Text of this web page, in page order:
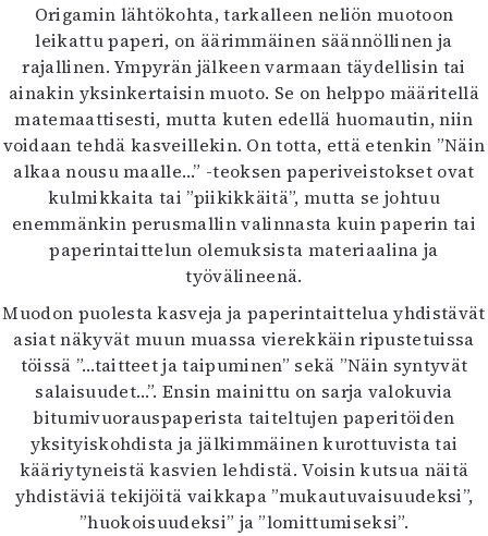
Origamin lähtökohta, tarkalleen neliön muotoon
leikattu paperi, on äärimmäinen säännöllinen ja
rajallinen. Ympyrän jälkeen varmaan täydellisin tai
ainakin yksinkertaisin muoto. Se on helppo määritellä
matemaattisesti, mutta kuten edellä huomautin, niin
voidaan tehdä kasveillekin. On totta, että etenkin ”Näin
alkaa nousu maalle…” -teoksen paperiveistokset ovat
kulmikkaita tai ”piikikkäitä”, mutta se johtuu
enemmänkin perusmallin valinnasta kuin paperin tai
paperintaittelun olemuksista materiaalina ja
työvälineenä.
Muodon puolesta kasveja ja paperintaittelua yhdistävät
asiat näkyvät muun muassa vierekkäin ripustetuissa
töissä ”…taitteet ja taipuminen” sekä ”Näin syntyvät
salaisuudet…”. Ensin mainittu on sarja valokuvia
bitumivuorauspaperista taiteltujen paperitöiden
yksityiskohdista ja jälkimmäinen kurottuvista tai
kääriytyneistä kasvien lehdistä. Voisin kutsua näitä
yhdistäviä tekijöitä vaikkapa ”mukautuvaisuudeksi”,
”huokoisuudeksi” ja ”lomittumiseksi”.